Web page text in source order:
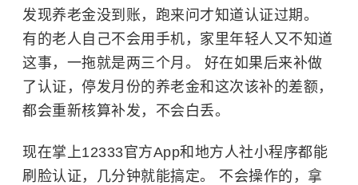
发现养老金没到账，跑来问才知道认证过期。
有的老人自己不会用手机，家里年轻人又不知道
这事，一拖就是两三个月。 好在如果后来补做
了认证，停发月份的养老金和这次该补的差额，
都会重新核算补发，不会白丢。
现在掌上12333官方App和地方人社小程序都能
刷脸认证，几分钟就能搞定。 不会操作的，拿